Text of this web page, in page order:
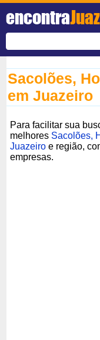
encontra
Sacolões,
em Juazeiro
Para facilitar sua
melhores Sacolões,
Juazeiro e região,
empresas.